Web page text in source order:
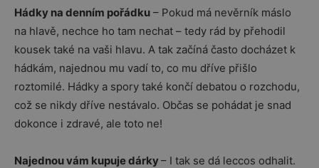
Hádky na denním pořádku – Pokud má nevěrník máslo
na hlavě, nechce ho tam nechat – tedy rád by přehodil
kousek také na vaši hlavu. A tak začíná často docházet k
hádkám, najednou mu vadí to, co mu dříve přišlo
roztomilé. Hádky a spory také končí debatou o rozchodu,
což se nikdy dříve nestávalo. Občas se pohádat je snad
dokonce i zdravé, ale toto ne!
Najednou vám kupuje dárky– I tak se dá leccos odhalit.